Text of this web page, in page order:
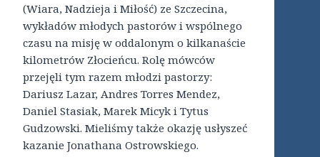
(Wiara, Nadzieja i Miłość) ze Szczecina,
wykładów młodych pastorów i wspólnego
czasu na misję w oddalonym o kilkanaście
kilometrów Złocieńcu. Rolę mówców
przejęli tym razem młodzi pastorzy:
Dariusz Lazar, Andres Torres Mendez,
Daniel Stasiak, Marek Micyk i Tytus
Gudzowski. Mieliśmy także okazję usłyszeć
kazanie Jonathana Ostrowskiego.